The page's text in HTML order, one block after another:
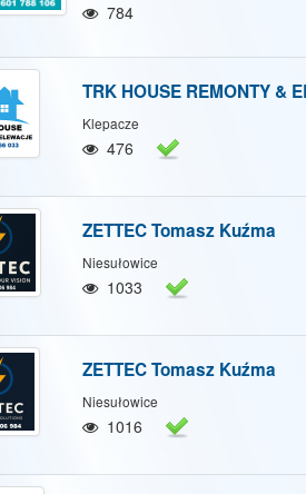
784
TRK HOUSE REMONTY &
Klepacze
476
ZETTEC Tomasz Kuźma
Niesułowice
1033
ZETTEC Tomasz Kuźma
Niesułowice
1016